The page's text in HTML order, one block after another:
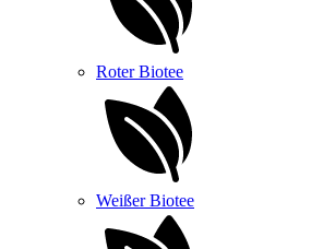
Roter Biotee
Weißer Biotee